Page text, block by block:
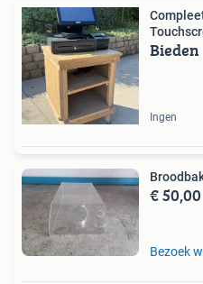
Bieden
Ingen
€ 50,00
Bezoek